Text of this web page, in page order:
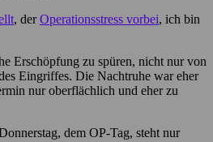
, derOperationsstress vorbei, ich bin
Erschöpfung zu spüren, nicht nur von
Eingriffes. Die Nachtruhe war eher
nur oberflächlich und eher zu
dem OP-Tag, steht nur